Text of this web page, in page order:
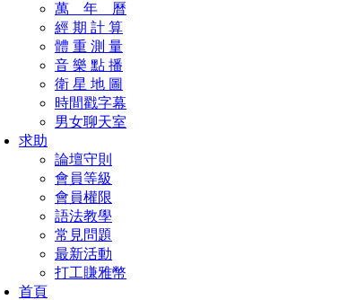
萬 年 曆
經 期 計 算
體 重 測 量
音 樂 點 播
衛 星 地 圖
時間戳字幕
男女聊天室
求助
論壇守則
會員等級
會員權限
語法教學
常見問題
最新活動
打工賺雅幣
首頁